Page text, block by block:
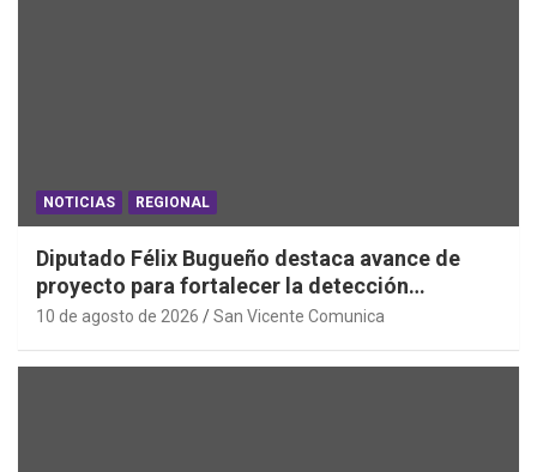
NOTICIAS REGIONAL
Diputado Félix Bugueño destaca avance de
proyecto para fortalecer la detección
temprana del cáncer de tiroides
10 de agosto de 2026 San Vicente Comunica